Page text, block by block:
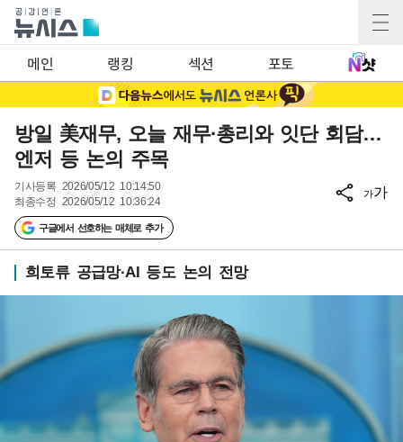
메인 랭킹 섹션 포토
방일 美재무, 오늘 재무·총리와 잇단 회담…
엔저 등 논의 주목
기사등록 2026/05/12 10:14:50
최종수정 2026/05/12 10:36:24
구글에서 선호하는 매체로 추가
가가
희토류 공급망·AI 등도 논의 전망